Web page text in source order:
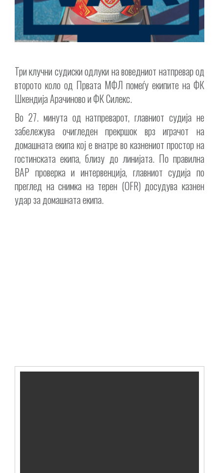
Три клучни судиски одлуки на воведниот натпревар од
второто коло од Првата МФЛ помеѓу екипите на ФК
Шкендија Арачиново и ФК Силекс.
Во 27. минута од натпреварот, главниот судија не
забележува очигледен прекршок врз играчот на
домашната екипа кој е внатре во казнениот простор на
гостинската екипа, близу до линијата. По правилна
ВАР проверка и интервенција, главниот судија по
преглед на снимка на терен (OFR) досудува казнен
удар за домашната екипа.